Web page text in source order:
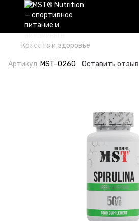
Красота и здоровье
Артикул: MST-0260 Оставить отзыв